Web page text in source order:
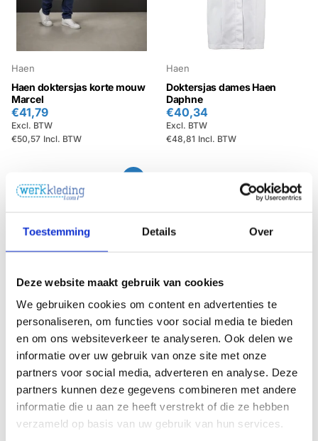
Toestemming Details Over
Deze website maakt gebruik van cookies
We gebruiken cookies om content en advertenties te
personaliseren, om functies voor social media te bieden
en om ons websiteverkeer te analyseren. Ook delen we
informatie over uw gebruik van onze site met onze
partners voor social media, adverteren en analyse. Deze
partners kunnen deze gegevens combineren met andere
informatie die u aan ze heeft verstrekt of die ze hebben
verzameld op basis van uw gebruik van hun services.
Haen
Haen doktersjas korte mouw
Marcel
€50,57 Incl. BTW
€41,79
Excl. BTW
Haen
Doktersjas dames Haen
Daphne
€48,81 Incl. BTW
€40,34
Excl. BTW
Haen
Doktersjas Ramon Haen
Incl. BTW
€41,79